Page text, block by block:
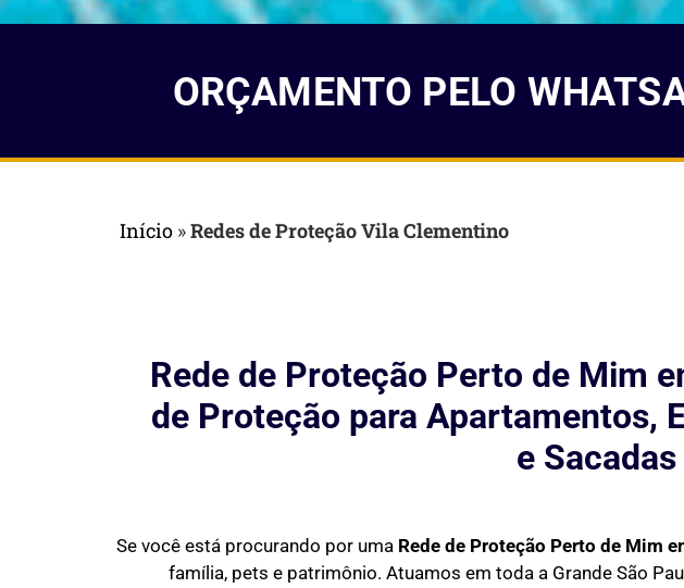
ORÇAMENTO PELO
Início »Redes de Proteção Vila Clementino
Rede de Proteção Perto de Mim
de Proteção para Apartamentos,
e
Se você está procurando por uma Rede de Proteção Perto de Mim
família, pets e patrimônio. Atuamos em toda a Grande São